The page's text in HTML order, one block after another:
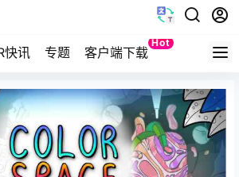
快讯 专题 客户端下载
Hot
Quest